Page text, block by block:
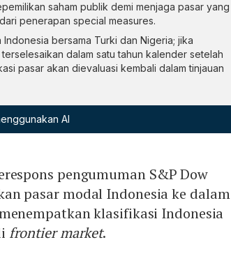
saham publik demi menjaga pasar yang
penerapan special measures.
bersama Turki dan Nigeria; jika
dalam satu tahun kalender setelah
pasar akan dievaluasi kembali dalam tinjauan
AI
pengumuman S&P Dow
pasar modal Indonesia ke dalam
klasifikasi Indonesia
frontier market.